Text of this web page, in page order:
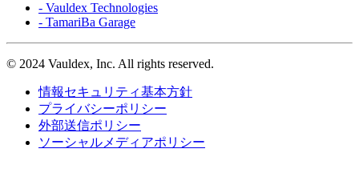
- Vauldex Technologies
- TamariBa Garage
© 2024 Vauldex, Inc. All rights reserved.
情報セキュリティ基本方針
プライバシーポリシー
外部送信ポリシー
ソーシャルメディアポリシー